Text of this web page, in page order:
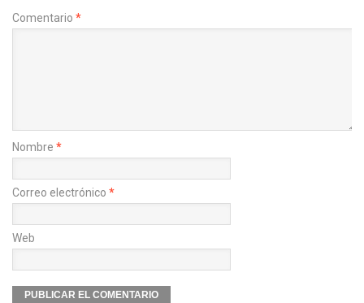
Comentario *
Nombre *
Correo electrónico *
Web